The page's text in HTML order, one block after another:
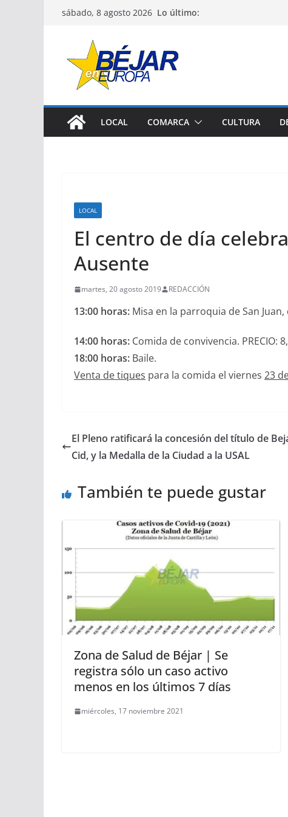
Saltarsábado, 8 agosto 2026 Lo último:
LOCAL COMARCA CULTURA
LOCAL
El centro de día
Ausente
martes, 20 agosto 2019 REDACCIÓN
13:00 horas: Misa en la parroquia de San
14:00 horas: Comida de convivencia. PRECIO:
18:00 horas: Baile.
Venta de tiques para la comida el viernes 23
El Pleno ratificará la concesión del título de
Cid, y la Medalla de la Ciudad a la USAL
También te puede gustar
Zona de Salud de Béjar | Se
registra sólo un caso activo
menos en los últimos 7 días
miércoles, 17 noviembre 2021